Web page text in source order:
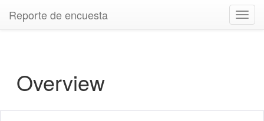
Reporte de encuesta
Overview